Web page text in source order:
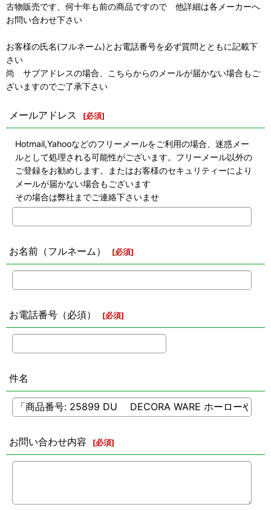
古物販売です、何十年も前の商品ですので 他詳細は各メーカーへ
お問い合わせ下さい
お客様の氏名(フルネーム)とお電話番号を必ず質問とともに記載下
さい
尚 サブアドレスの場合、こちらからのメールが届かない場合もご
ざいますのでご了承下さい
メールアドレス [必須]
Hotmail,Yahooなどのフリーメールをご利用の場合、迷惑メー
ルとして処理される可能性がございます。フリーメール以外の
ご登録をお勧めします。またはお客様のセキュリティーにより
メールが届かない場合もございます
その場合は弊社までご連絡下さいませ
お名前（フルネーム） [必須]
お電話番号（必須） [必須]
件名
お問い合わせ内容 [必須]